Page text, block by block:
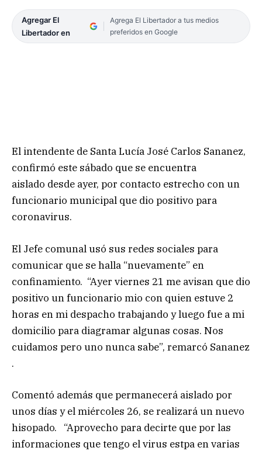
Agregar El
Libertador en
Agrega El Libertador a tus medios
preferidos en Google
El intendente de Santa Lucía José Carlos Sananez,
confirmó este sábado que se encuentra
aislado desde ayer, por contacto estrecho con un
funcionario municipal que dio positivo para
coronavirus.
El Jefe comunal usó sus redes sociales para
comunicar que se halla “nuevamente” en
confinamiento. “Ayer viernes 21 me avisan que dio
positivo un funcionario mio con quien estuve 2
horas en mi despacho trabajando y luego fue a mi
domicilio para diagramar algunas cosas. Nos
cuidamos pero uno nunca sabe”, remarcó Sananez
.
Comentó además que permanecerá aislado por
unos días y el miércoles 26, se realizará un nuevo
hisopado. “Aprovecho para decirte que por las
informaciones que tengo el virus estpa en varias